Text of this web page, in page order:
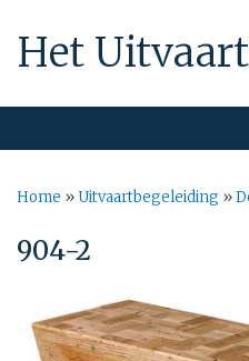
Het
Home »Uitvaartbegeleiding »
904-2